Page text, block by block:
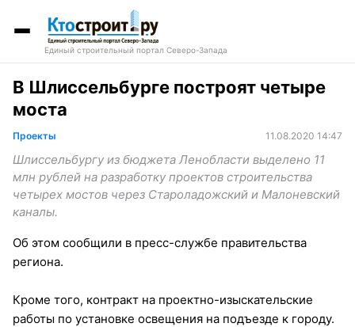
Единый строительный портал Северо-Запада
В Шлиссельбурге построят четыре
моста
Проекты 11.08.2020 14:47
Шлиссельбургу из бюджета Ленобласти выделено 11
млн рублей на разработку проектов строительства
четырех мостов через Староладожский и Малоневский
каналы.
Об этом сообщили в пресс-службе правительства
региона.
Кроме того, контракт на проектно-изыскательские
работы по установке освещения на подъезде к городу.